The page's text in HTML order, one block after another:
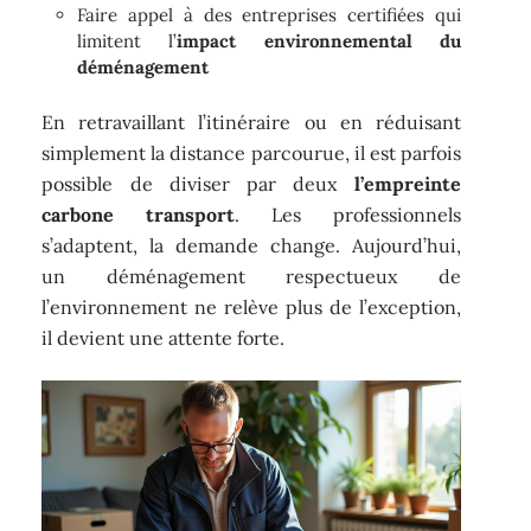
Faire appel à des entreprises certifiées qui
limitent l’impact environnemental du
déménagement
En retravaillant l’itinéraire ou en réduisant
simplement la distance parcourue, il est parfois
possible de diviser par deux l’empreinte
carbone transport. Les professionnels
s’adaptent, la demande change. Aujourd’hui,
un déménagement respectueux de
l’environnement ne relève plus de l’exception,
il devient une attente forte.